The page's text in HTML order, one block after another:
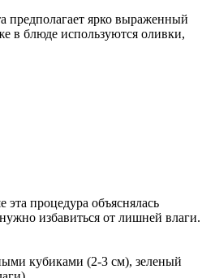
предполагает ярко выраженный
в блюде используются оливки,
процедура объяснялась
избавиться от лишней влаги.
кубиками (2-3 см), зеленый